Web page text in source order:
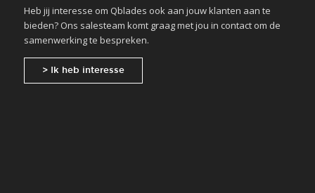
Heb jij interesse om Qblades ook aan jouw klanten aan te
bieden? Ons salesteam komt graag met jou in contact om de
samenwerking te bespreken.
> Ik heb interesse